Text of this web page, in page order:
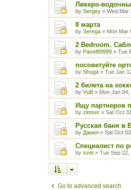
Ликеро-
by Sergey » Wed Mar
8 марта
by Serega » Mon Mar
2 Bedroom.
by Pavel99999 » Tue
посоветуйте
by Shuga » Tue Jan
2 билета на
by VuB » Mon Jan
Ищу партнеров
by zlotser » Sat Oct
Русская баня в
by Данил » Sat Oct
Специалист по
by svet » Tue Sep 22,
Go to advanced search